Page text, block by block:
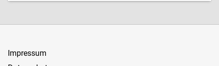
Impressum